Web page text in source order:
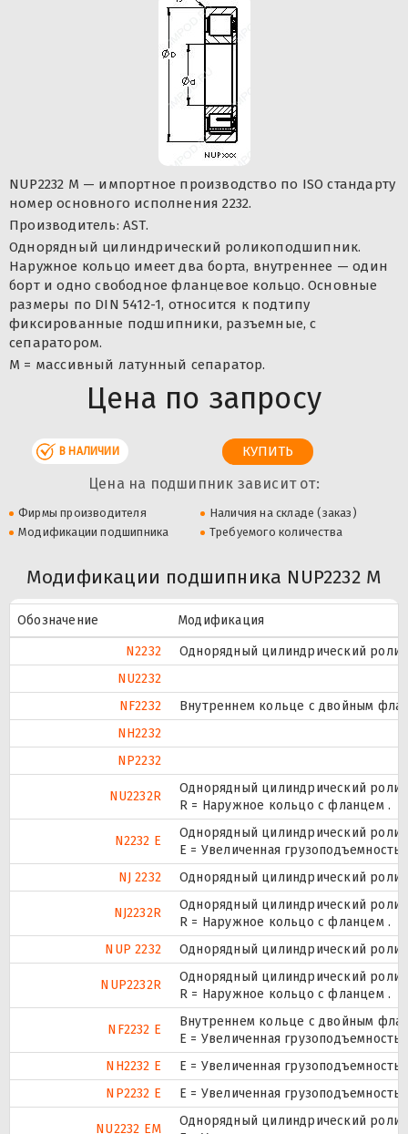
NUP2232 M — импортное производство по ISO стандарту
номер основного исполнения 2232.
Производитель: AST.
Однорядный цилиндрический роликоподшипник.
Наружное кольцо имеет два борта, внутреннее — один
борт и одно свободное фланцевое кольцо. Основные
размеры по DIN 5412-1, относится к подтипу
фиксированные подшипники, разъемные, с
сепаратором.
M = массивный латунный сепаратор.
Цена по запросу
В НАЛИЧИИ
Цена на подшипник зависит от:
Фирмы производителя
Наличия на складе (заказ)
Модификации подшипника
Требуемого количества
Модификации подшипника NUP2232 M
Обозначение
Модификация
N2232
Однорядный цилиндрический
NU2232
NF2232
Внутреннем кольце с двойным
NH2232
NP2232
NU2232R
Однорядный цилиндрический
R = Наружное кольцо с фланцем .
N2232 E
Однорядный цилиндрический
Е = Увеличенная грузоподъемность.
NJ 2232
Однорядный цилиндрический
NJ2232R
Однорядный цилиндрический
R = Наружное кольцо с фланцем .
NUP 2232
Однорядный цилиндрический
NUP2232R
Однорядный цилиндрический
R = Наружное кольцо с фланцем .
NF2232 E
Внутреннем кольце с двойным
Е = Увеличенная грузоподъемность.
NH2232 E
Е = Увеличенная грузоподъемность.
NP2232 E
Е = Увеличенная грузоподъемность.
NU2232 EM
Однорядный цилиндрический